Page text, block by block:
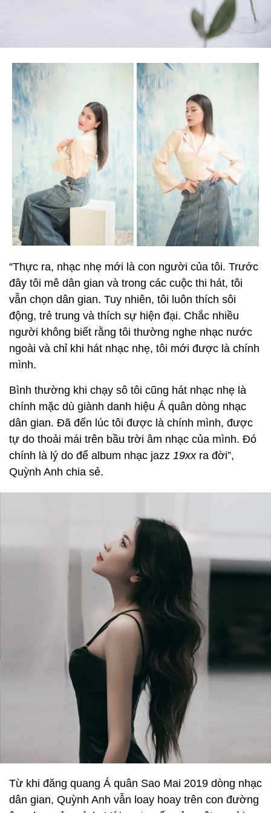
“Thực ra, nhạc nhẹ mới là con người của tôi. Trước
đây tôi mê dân gian và trong các cuộc thi hát, tôi
vẫn chọn dân gian. Tuy nhiên, tôi luôn thích sôi
động, trẻ trung và thích sự hiện đại. Chắc nhiều
người không biết rằng tôi thường nghe nhạc nước
ngoài và chỉ khi hát nhạc nhẹ, tôi mới được là chính
mình.
Bình thường khi chạy sô tôi cũng hát nhạc nhẹ là
chính mặc dù giành danh hiệu Á quân dòng nhạc
dân gian. Đã đến lúc tôi được là chính mình, được
tự do thoải mái trên bầu trời âm nhạc của mình. Đó
chính là lý do để album nhạc jazz 19xxra đời”,
Quỳnh Anh chia sẻ.
Từ khi đăng quang Á quân Sao Mai 2019 dòng nhạc
dân gian, Quỳnh Anh vẫn loay hoay trên con đường